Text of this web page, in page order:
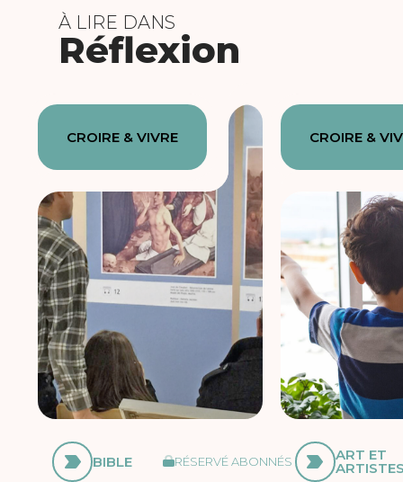
À LIRE DANS
Réflexion
CROIRE & VIVRE
BIBLE RÉSERVÉ ABONNÉS
CROIRE &
ART ET